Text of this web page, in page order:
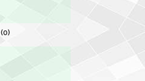
(0)